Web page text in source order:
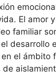
El amor
familiar
desarrollo
el ámbito
de